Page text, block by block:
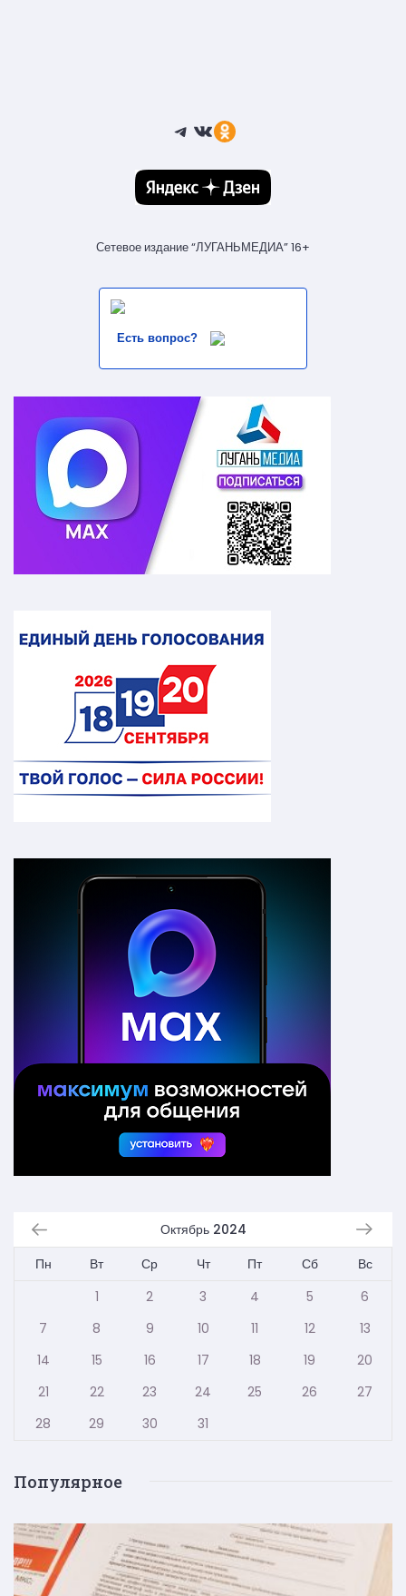
Telegram
ВКонтакте
Ссылка
Сетевое издание “ЛУГАНЬМЕДИА” 16+
Есть вопрос?
Октябрь 2024
Пн
Вт Ср Чт Пт Сб
Вс
1
2 3 4 5
6
7
8 9 10 11 12
13
14
15 16 17 18 19
20
21
22 23 24 25 26
27
28
29 30 31
Популярное